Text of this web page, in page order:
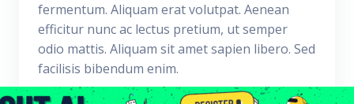
fermentum. Aliquam erat volutpat. Aenean
efficitur nunc ac lectus pretium, ut semper
odio mattis. Aliquam sit amet sapien libero. Sed
facilisis bibendum enim.